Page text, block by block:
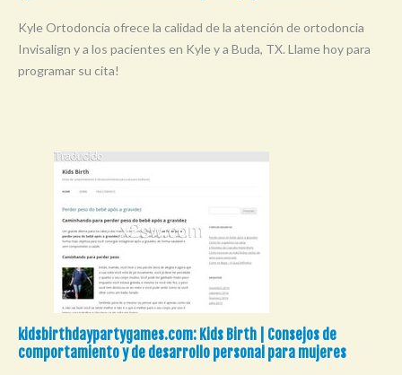
Kyle Ortodoncia ofrece la calidad de la atención de ortodoncia
Invisalign y a los pacientes en Kyle y a Buda, TX. Llame hoy para
programar su cita!
kidsbirthdaypartygames.com: Kids Birth | Consejos de
comportamiento y de desarrollo personal para mujeres